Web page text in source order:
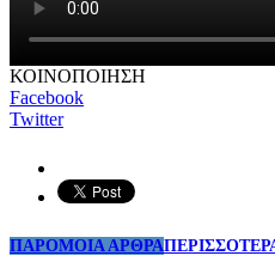
ΚΟΙΝΟΠΟΙΗΣΗ
Facebook
Twitter
ΠΑΡΟΜΟΙΑ ΑΡΘΡΑ